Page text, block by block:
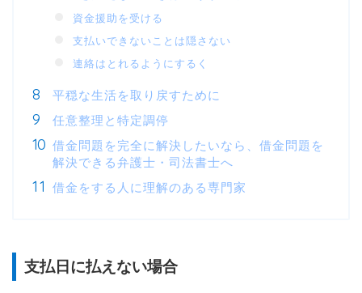
資金援助を受ける
支払いできないことは隠さない
連絡はとれるようにするく
平穏な生活を取り戻すために
任意整理と特定調停
借金問題を完全に解決したいなら、借金問題を
解決できる弁護士・司法書士へ
借金をする人に理解のある専門家
支払日に払えない場合